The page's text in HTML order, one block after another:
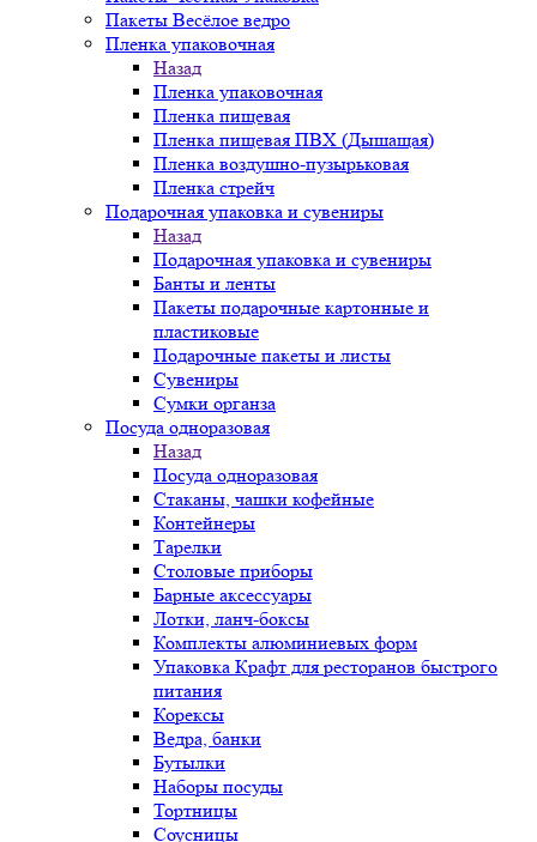
Пакеты Весёлое ведро
Пленка упаковочная
Назад
Пленка упаковочная
Пленка пищевая
Пленка пищевая ПВХ (Дышащая)
Пленка воздушно-пузырьковая
Пленка стрейч
Подарочная упаковка и сувениры
Назад
Подарочная упаковка и сувениры
Банты и ленты
Пакеты подарочные картонные и
пластиковые
Подарочные пакеты и листы
Сувениры
Сумки органза
Посуда одноразовая
Назад
Посуда одноразовая
Стаканы, чашки кофейные
Контейнеры
Тарелки
Столовые приборы
Барные аксессуары
Лотки, ланч-боксы
Комплекты алюминиевых форм
Упаковка Крафт для ресторанов быстрого
питания
Корексы
Ведра, банки
Бутылки
Наборы посуды
Тортницы
Соусницы